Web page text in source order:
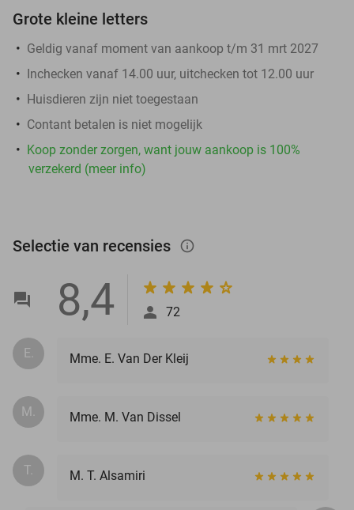
Grote kleine letters
Geldig vanaf moment van aankoop t/m 31 mrt 2027
Inchecken vanaf 14.00 uur, uitchecken tot 12.00 uur
Huisdieren zijn niet toegestaan
Contant betalen is niet mogelijk
Koop zonder zorgen, want jouw aankoop is 100%
verzekerd (meer info)
Selectie van recensies info_outlined
8,4 72
E. Mme. E. Van Der Kleij
M. Mme. M. Van Dissel
T. M. T. Alsamiri